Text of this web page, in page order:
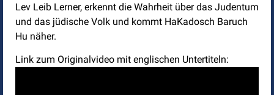
Lev Leib Lerner, erkennt die Wahrheit über das Judentum
und das jüdische Volk und kommt HaKadosch Baruch
Hu näher.
Link zum Originalvideo mit englischen Untertiteln: